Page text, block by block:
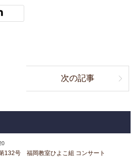
次の記事
132号 福岡教室ひよこ組 コンサート